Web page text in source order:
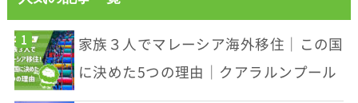
家族３人でマレーシア海外移住｜この国
に決めた5つの理由｜クアラルンプール